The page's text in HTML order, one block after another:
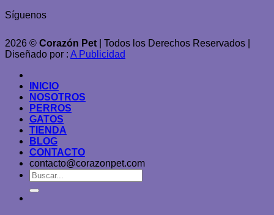
Síguenos
2026 © Corazón Pet | Todos los Derechos Reservados |
Diseñado por : A Publicidad
INICIO
NOSOTROS
PERROS
GATOS
TIENDA
BLOG
CONTACTO
contacto@corazonpet.com
Buscar
por: